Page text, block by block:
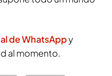
de WhatsAppy
al momento.